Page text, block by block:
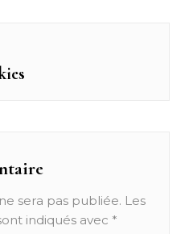
sera pas publiée. Les
indiqués avec *